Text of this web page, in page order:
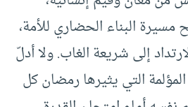
البناء الحضاري للأمة،
إلى شريعة الغاب. ولا أدلّ
التي يثيرها رمضان كل